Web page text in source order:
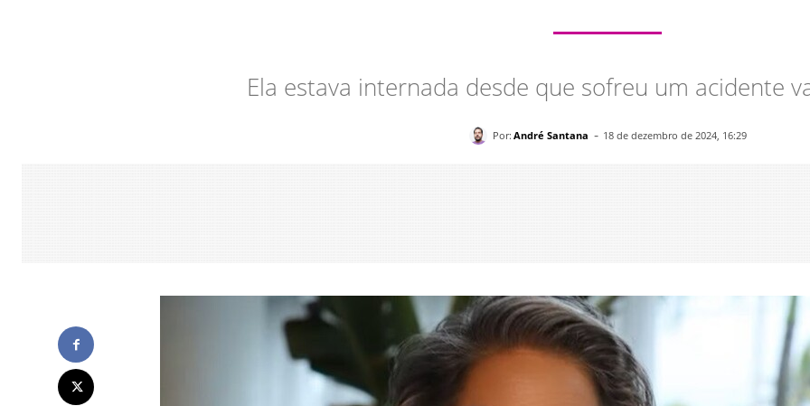
Ela estava internada desde que sofreu um acidente
Por: André Santana - 18 de dezembro de 2024, 16:29